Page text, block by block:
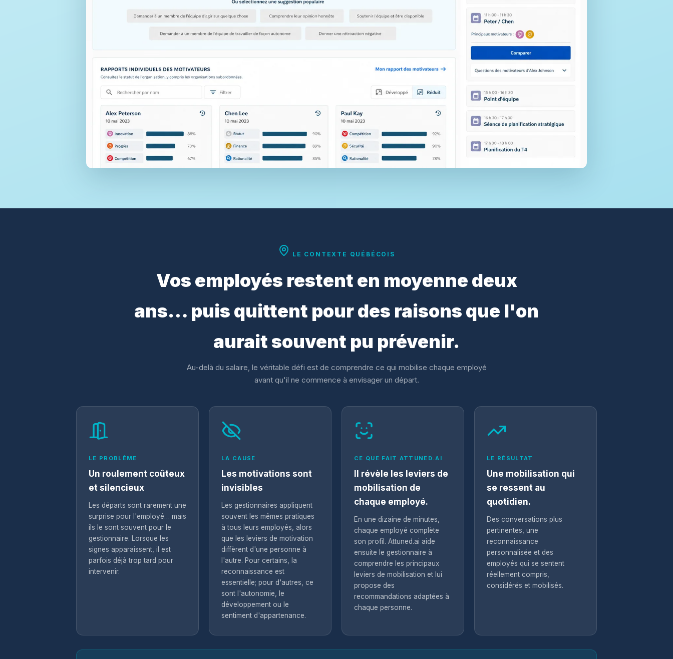
LE CONTEXTE QUÉBÉCOIS
Vos employés restent en moyenne deux
ans… puis quittent pour des raisons que l'on
aurait souvent pu prévenir.
Au-delà du salaire, le véritable défi est de comprendre ce qui mobilise chaque employé
avant qu'il ne commence à envisager un départ.
LE PROBLÈME
Un roulement coûteux
et silencieux
Les départs sont rarement une
surprise pour l'employé… mais
ils le sont souvent pour le
gestionnaire. Lorsque les
signes apparaissent, il est
parfois déjà trop tard pour
intervenir.
LA CAUSE
Les motivations sont
invisibles
Les gestionnaires appliquent
souvent les mêmes pratiques
à tous leurs employés, alors
que les leviers de motivation
diffèrent d'une personne à
l'autre. Pour certains, la
reconnaissance est
essentielle; pour d'autres, ce
sont l'autonomie, le
développement ou le
sentiment d'appartenance.
CE QUE FAIT ATTUNED.AI
Il révèle les leviers de
mobilisation de
chaque employé.
En une dizaine de minutes,
chaque employé complète
son profil. Attuned.ai aide
ensuite le gestionnaire à
comprendre les principaux
leviers de mobilisation et lui
propose des
recommandations adaptées à
chaque personne.
LE RÉSULTAT
Une mobilisation qui
se ressent au
quotidien.
Des conversations plus
pertinentes, une
reconnaissance
personnalisée et des
employés qui se sentent
réellement compris,
considérés et mobilisés.